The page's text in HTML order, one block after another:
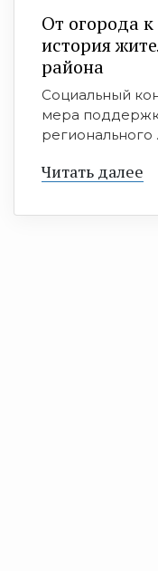
От огорода
история
района
Социальный
мера
регионального
Читать далее